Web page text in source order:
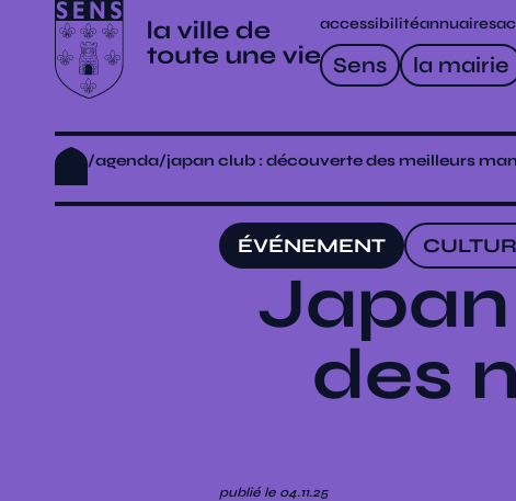
Sens la mairie
accessibilitéannuaires
/agenda/japan club : découverte des meilleurs
ÉVÉNEMENT
des
publié le 04.11.25